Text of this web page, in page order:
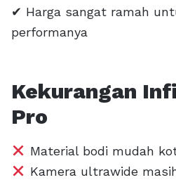
✔ Harga sangat ramah
performanya
Kekurangan
Pro
Material bodi mudah
Kamera ultrawide